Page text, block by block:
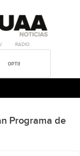
·RADIO
Programa de